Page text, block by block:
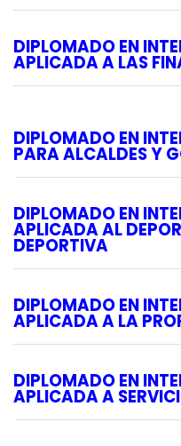
DIPLOMADO EN
APLICADA A LAS
DIPLOMADO EN
PARA ALCALDES Y
DIPLOMADO EN
APLICADA AL
DEPORTIVA
DIPLOMADO EN
APLICADA A LA
DIPLOMADO EN
APLICADA A